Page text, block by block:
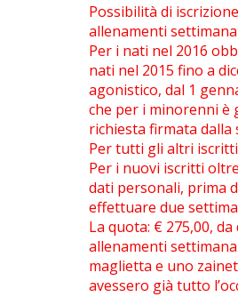
Possibilità di
allenamenti
Per i nati nel 2016
nati nel 2015 fino a
agonistico, dal 1
che per i minorenni
richiesta firmata dalla
Per tutti gli altri
Per i nuovi iscritti
dati personali, prima
effettuare due
La quota: € 275,00,
allenamenti
maglietta e uno
avessero già tutto